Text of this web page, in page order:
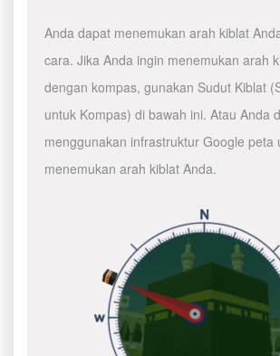
Anda dapat menemukan arah kiblat
cara. Jika Anda ingin menemukan arah
dengan kompas, gunakan Sudut Kiblat
untuk Kompas) di bawah ini. Atau Anda
menggunakan infrastruktur Google peta
menemukan arah kiblat Anda.